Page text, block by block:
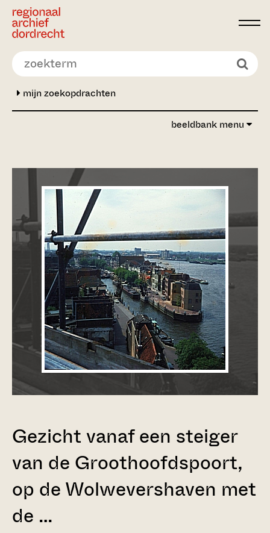
Ga direct naar de inhoud
mijn zoekopdrachten
beeldbank menu
Gezicht vanaf een steiger
van de Groothoofdspoort,
op de Wolwevershaven met
de …